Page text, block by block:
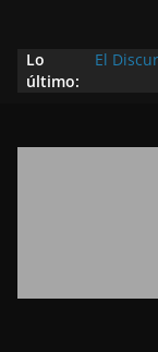
Lo
último:
El